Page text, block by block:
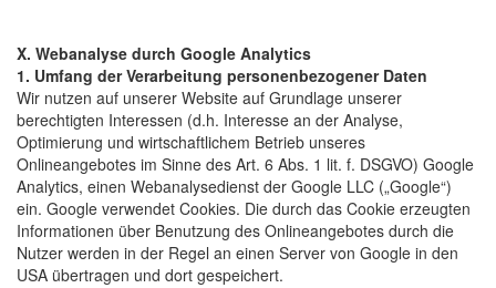
X. Webanalyse durch Google Analytics
1. Umfang der Verarbeitung personenbezogener Daten
Wir nutzen auf unserer Website auf Grundlage unserer
berechtigten Interessen (d.h. Interesse an der Analyse,
Optimierung und wirtschaftlichem Betrieb unseres
Onlineangebotes im Sinne des Art. 6 Abs. 1 lit. f. DSGVO) Google
Analytics, einen Webanalysedienst der Google LLC („Google“)
ein. Google verwendet Cookies. Die durch das Cookie erzeugten
Informationen über Benutzung des Onlineangebotes durch die
Nutzer werden in der Regel an einen Server von Google in den
USA übertragen und dort gespeichert.